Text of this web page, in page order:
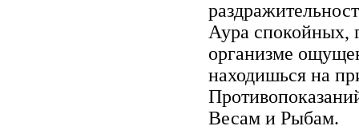
Аура спокойных,
организме
находишься на
Весам и Рыбам.